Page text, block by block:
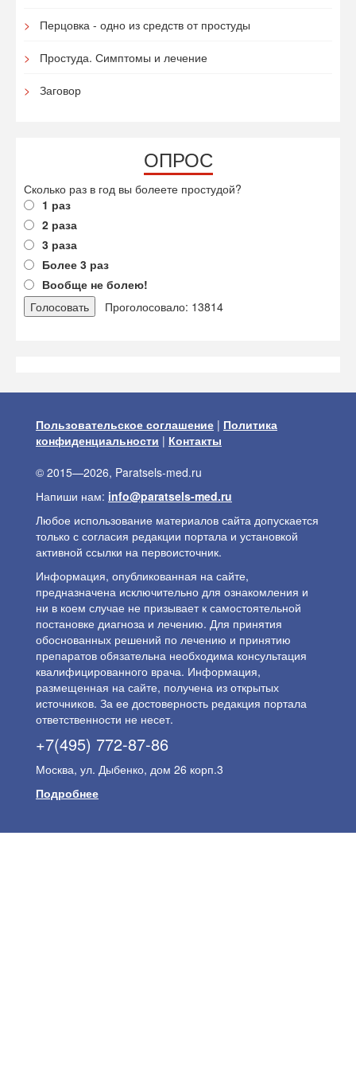
Перцовка - одно из средств от простуды
Простуда. Симптомы и лечение
Заговор
ОПРОС
Сколько раз в год вы болеете простудой?
1 раз
2 раза
3 раза
Более 3 раз
Вообще не болею!
Проголосовало: 13814
Пользовательское соглашение | Политика
конфиденциальности | Контакты
© 2015—2026, Paratsels-med.ru
Напиши нам: info@paratsels-med.ru
Любое использование материалов сайта допускается
только с согласия редакции портала и установкой
активной ссылки на первоисточник.
Информация, опубликованная на сайте,
предназначена исключительно для ознакомления и
ни в коем случае не призывает к самостоятельной
постановке диагноза и лечению. Для принятия
обоснованных решений по лечению и принятию
препаратов обязательна необходима консультация
квалифицированного врача. Информация,
размещенная на сайте, получена из открытых
источников. За ее достоверность редакция портала
ответственности не несет.
+7(495) 772-87-86
Москва, ул. Дыбенко, дом 26 корп.3
Подробнее